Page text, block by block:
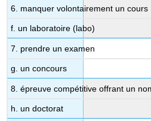
6. manquer volontairement un cours
f. un laboratoire (labo)
7. prendre un examen
g. un concours
8. épreuve compétitive offrant un
h. un doctorat